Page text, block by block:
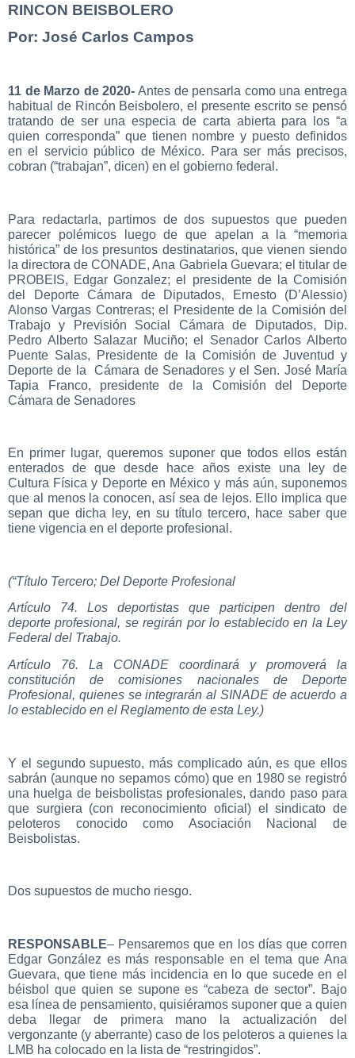
RINCON BEISBOLERO
Por: José Carlos Campos
11 de Marzo de 2020- Antes de pensarla como una entrega
habitual de Rincón Beisbolero, el presente escrito se pensó
tratando de ser una especia de carta abierta para los “a
quien corresponda” que tienen nombre y puesto definidos
en el servicio público de México. Para ser más precisos,
cobran (“trabajan”, dicen) en el gobierno federal.
Para redactarla, partimos de dos supuestos que pueden
parecer polémicos luego de que apelan a la “memoria
histórica” de los presuntos destinatarios, que vienen siendo
la directora de CONADE, Ana Gabriela Guevara; el titular de
PROBEIS, Edgar Gonzalez; el presidente de la Comisión
del Deporte Cámara de Diputados, Ernesto (D’Alessio)
Alonso Vargas Contreras; el Presidente de la Comisión del
Trabajo y Previsión Social Cámara de Diputados, Dip.
Pedro Alberto Salazar Muciño; el Senador Carlos Alberto
Puente Salas, Presidente de la Comisión de Juventud y
Deporte de la Cámara de Senadores y el Sen. José María
Tapia Franco, presidente de la Comisión del Deporte
Cámara de Senadores
En primer lugar, queremos suponer que todos ellos están
enterados de que desde hace años existe una ley de
Cultura Física y Deporte en México y más aún, suponemos
que al menos la conocen, así sea de lejos. Ello implica que
sepan que dicha ley, en su título tercero, hace saber que
tiene vigencia en el deporte profesional.
(“Título Tercero; Del Deporte Profesional
Artículo 74. Los deportistas que participen dentro del
deporte profesional, se regirán por lo establecido en la Ley
Federal del Trabajo.
Artículo 76. La CONADE coordinará y promoverá la
constitución de comisiones nacionales de Deporte
Profesional, quienes se integrarán al SINADE de acuerdo a
lo establecido en el Reglamento de esta Ley.)
Y el segundo supuesto, más complicado aún, es que ellos
sabrán (aunque no sepamos cómo) que en 1980 se registró
una huelga de beisbolistas profesionales, dando paso para
que surgiera (con reconocimiento oficial) el sindicato de
peloteros conocido como Asociación Nacional de
Beisbolistas.
Dos supuestos de mucho riesgo.
RESPONSABLE– Pensaremos que en los días que corren
Edgar González es más responsable en el tema que Ana
Guevara, que tiene más incidencia en lo que sucede en el
béisbol que quien se supone es “cabeza de sector”. Bajo
esa línea de pensamiento, quisiéramos suponer que a quien
deba llegar de primera mano la actualización del
vergonzante (y aberrante) caso de los peloteros a quienes la
LMB ha colocado en la lista de “restringidos”.